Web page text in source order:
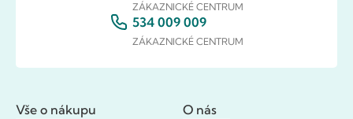
ZÁKAZNICKÉ CENTRUM
534 009 009
ZÁKAZNICKÉ CENTRUM
Vše o nákupu O nás